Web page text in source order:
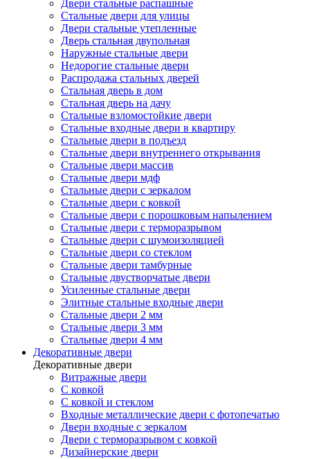
Двери стальные распашные
Стальные двери для улицы
Двери стальные утепленные
Дверь стальная двупольная
Наружные стальные двери
Недорогие стальные двери
Распродажа стальных дверей
Стальная дверь в дом
Стальная дверь на дачу
Стальные взломостойкие двери
Стальные входные двери в квартиру
Стальные двери в подъезд
Стальные двери внутреннего открывания
Стальные двери массив
Стальные двери мдф
Стальные двери с зеркалом
Стальные двери с ковкой
Стальные двери с порошковым напылением
Стальные двери с терморазрывом
Стальные двери с шумоизоляцией
Стальные двери со стеклом
Стальные двери тамбурные
Стальные двустворчатые двери
Усиленные стальные двери
Элитные стальные входные двери
Стальные двери 2 мм
Стальные двери 3 мм
Стальные двери 4 мм
Декоративные двери
Декоративные двери
Витражные двери
С ковкой
С ковкой и стеклом
Входные металлические двери с фотопечатью
Двери входные с зеркалом
Двери с терморазрывом с ковкой
Дизайнерские двери